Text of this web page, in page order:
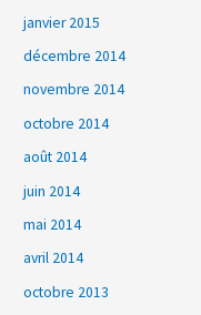
janvier 2015
décembre 2014
novembre 2014
octobre 2014
août 2014
juin 2014
mai 2014
avril 2014
octobre 2013